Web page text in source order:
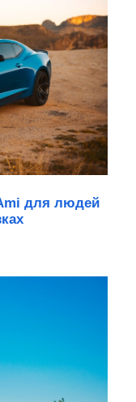
для людей